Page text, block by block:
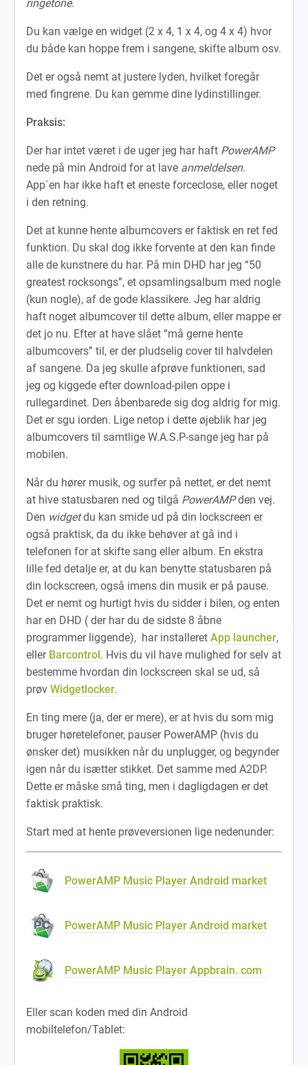
ringetone.
Du kan vælge en widget (2 x 4, 1 x 4, og 4 x 4) hvor
du både kan hoppe frem i sangene, skifte album osv.
Det er også nemt at justere lyden, hvilket foregår
med fingrene. Du kan gemme dine lydinstillinger.
Praksis:
Der har intet været i de uger jeg har haft PowerAMP
nede på min Android for at lave anmeldelsen.
App`en har ikke haft et eneste forceclose, eller noget
i den retning.
Det at kunne hente albumcovers er faktisk en ret fed
funktion. Du skal dog ikke forvente at den kan finde
alle de kunstnere du har. På min DHD har jeg “50
greatest rocksongs”, et opsamlingsalbum med nogle
(kun nogle), af de gode klassikere. Jeg har aldrig
haft noget albumcover til dette album, eller mappe er
det jo nu. Efter at have slået “må gerne hente
albumcovers” til, er der pludselig cover til halvdelen
af sangene. Da jeg skulle afprøve funktionen, sad
jeg og kiggede efter download-pilen oppe i
rullegardinet. Den åbenbarede sig dog aldrig for mig.
Det er sgu iorden. Lige netop i dette øjeblik har jeg
albumcovers til samtlige W.A.S.P-sange jeg har på
mobilen.
Når du hører musik, og surfer på nettet, er det nemt
at hive statusbaren ned og tilgå PowerAMPden vej.
Den widgetdu kan smide ud på din lockscreen er
også praktisk, da du ikke behøver at gå ind i
telefonen for at skifte sang eller album. En ekstra
lille fed detalje er, at du kan benytte statusbaren på
din lockscreen, også imens din musik er på pause.
Det er nemt og hurtigt hvis du sidder i bilen, og enten
har en DHD ( der har du de sidste 8 åbne
programmer liggende), har installeretApp launcher,
eller Barcontrol. Hvis du vil have mulighed for selv at
bestemme hvordan din lockscreen skal se ud, så
prøvWidgetlocker.
En ting mere (ja, der er mere), er at hvis du som mig
bruger høretelefoner, pauser PowerAMP (hvis du
ønsker det) musikken når du unplugger, og begynder
igen når du isætter stikket. Det samme med A2DP.
Dette er måske små ting, men i dagligdagen er det
faktisk praktisk.
Start med at hente prøveversionen lige nedenunder:
PowerAMP Music Player Android market
PowerAMP Music Player Android market
PowerAMP Music Player Appbrain. com
Eller scan koden med din Android
mobiltelefon/Tablet: